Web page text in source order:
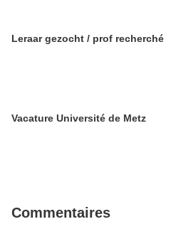
Leraar gezocht / prof recherché
Vacature Université de Metz
Commentaires